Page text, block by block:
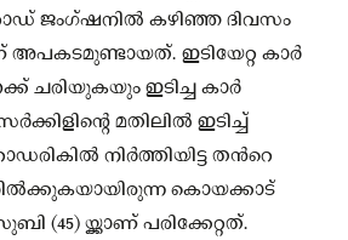
ജംഗ്ഷനില്‍ കഴിഞ്ഞ ദിവസം
അപകടമുണ്ടായത്. ഇടിയേറ്റ കാര്‍
ചരിയുകയും ഇടിച്ച കാര്‍
മതിലില്‍ ഇടിച്ച്
നിര്‍ത്തിയിട്ട തന്‍റെ
കൊയക്കാട്
(45) യ്ക്കാണ് പരിക്കേറ്റത്.